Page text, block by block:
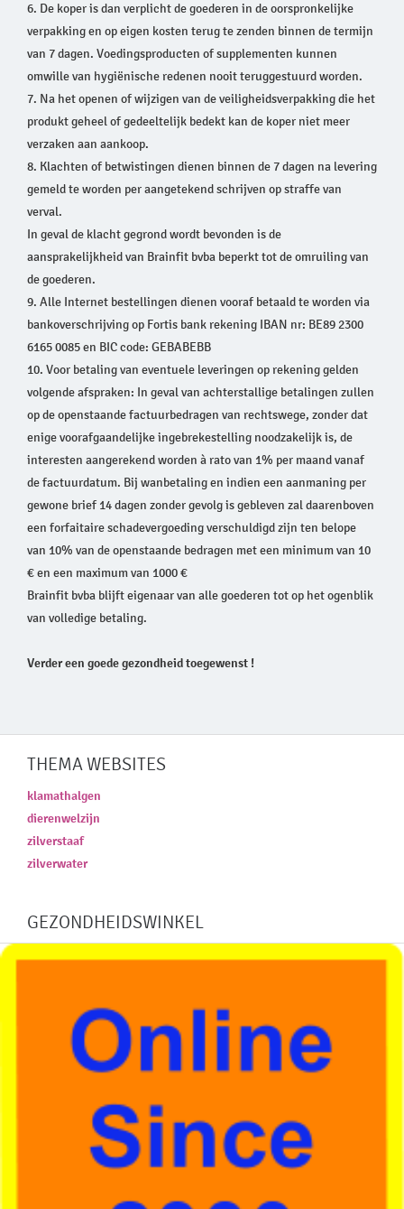
6. De koper is dan verplicht de goederen in de oorspronkelijke
verpakking en op eigen kosten terug te zenden binnen de termijn
van 7 dagen. Voedingsproducten of supplementen kunnen
omwille van hygiënische redenen nooit teruggestuurd worden.
7. Na het openen of wijzigen van de veiligheidsverpakking die het
produkt geheel of gedeeltelijk bedekt kan de koper niet meer
verzaken aan aankoop.
8. Klachten of betwistingen dienen binnen de 7 dagen na levering
gemeld te worden per aangetekend schrijven op straffe van
verval.
In geval de klacht gegrond wordt bevonden is de
aansprakelijkheid van Brainfit bvba beperkt tot de omruiling van
de goederen.
9. Alle Internet bestellingen dienen vooraf betaald te worden via
bankoverschrijving op Fortis bank rekening IBAN nr: BE89 2300
6165 0085 en BIC code: GEBABEBB
10. Voor betaling van eventuele leveringen op rekening gelden
volgende afspraken: In geval van achterstallige betalingen zullen
op de openstaande factuurbedragen van rechtswege, zonder dat
enige voorafgaandelijke ingebrekestelling noodzakelijk is, de
interesten aangerekend worden à rato van 1% per maand vanaf
de factuurdatum. Bij wanbetaling en indien een aanmaning per
gewone brief 14 dagen zonder gevolg is gebleven zal daarenboven
een forfaitaire schadevergoeding verschuldigd zijn ten belope
van 10% van de openstaande bedragen met een minimum van 10
€ en een maximum van 1000 €
Brainfit bvba blijft eigenaar van alle goederen tot op het ogenblik
van volledige betaling.
Verder een goede gezondheid toegewenst !
THEMA WEBSITES
klamathalgen
dierenwelzijn
zilverstaaf
zilverwater
GEZONDHEIDSWINKEL